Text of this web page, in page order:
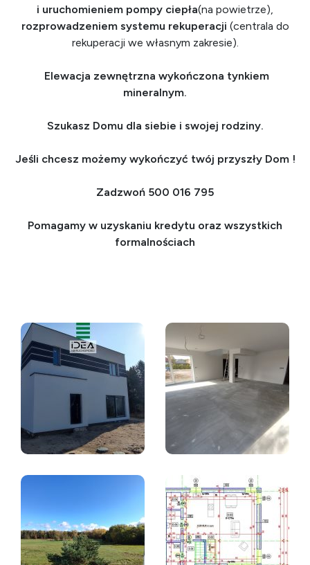
i uruchomieniem pompy ciepła(na powietrze),
rozprowadzeniem systemu rekuperacji (centrala do
rekuperacji we własnym zakresie).
Elewacja zewnętrzna wykończona tynkiem
mineralnym.
Szukasz Domu dla siebie i swojej rodziny.
Jeśli chcesz możemy wykończyć twój przyszły Dom !
Zadzwoń 500 016 795
Pomagamy w uzyskaniu kredytu oraz wszystkich
formalnościach